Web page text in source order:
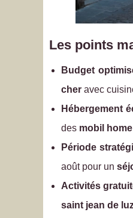
Les points
Budget
cher avec
Hébergement
des mobil
Période
août pour un
Activités
saint jean de